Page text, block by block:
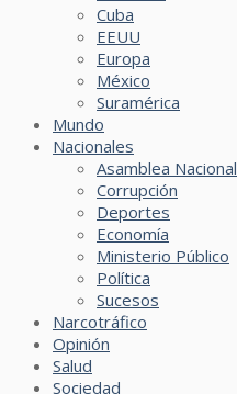
Cuba
EEUU
Europa
México
Suramérica
Mundo
Nacionales
Asamblea Nacional
Corrupción
Deportes
Economía
Ministerio Público
Política
Sucesos
Narcotráfico
Opinión
Salud
Sociedad